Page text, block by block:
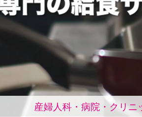
産婦人科・病院・クリ